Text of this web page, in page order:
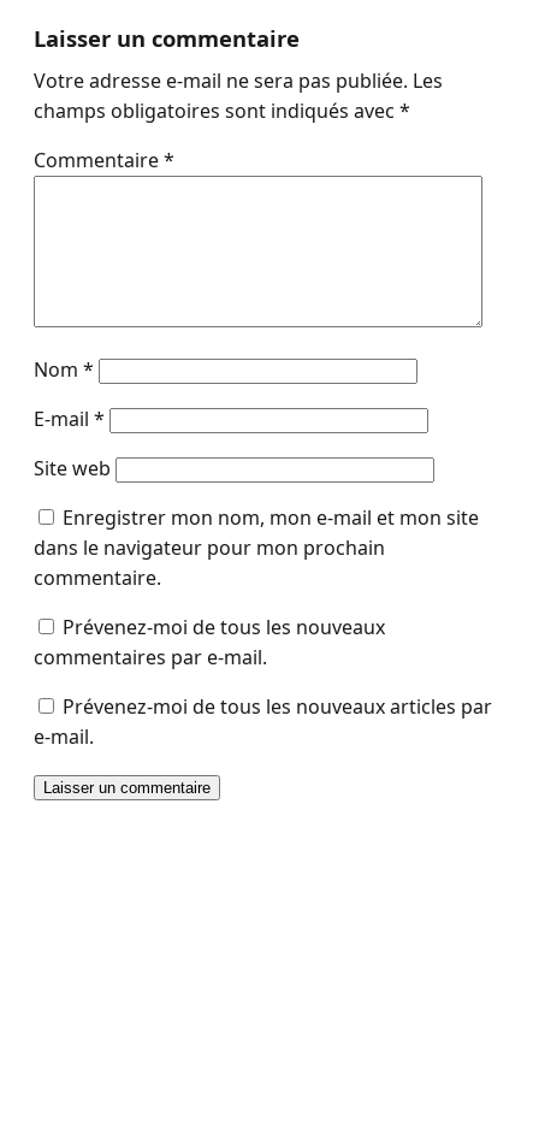
Laisser un commentaire
Votre adresse e-mail ne sera pas publiée. Les
champs obligatoires sont indiqués avec *
Commentaire*
Nom *
E-mail *
Site web
Enregistrer mon nom, mon e-mail et mon site
dans le navigateur pour mon prochain
commentaire.
Prévenez-moi de tous les nouveaux
commentaires par e-mail.
Prévenez-moi de tous les nouveaux articles par
e-mail.